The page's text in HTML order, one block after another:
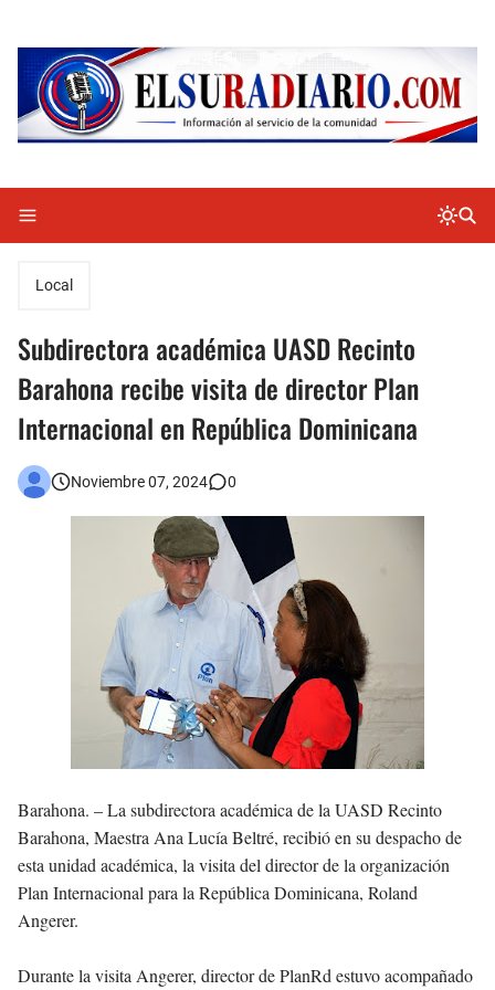
Local
Subdirectora académica UASD Recinto
Barahona recibe visita de director Plan
Internacional en República Dominicana
Noviembre 07, 2024 0
Barahona. –La subdirectora académica de la UASD Recinto
Barahona, Maestra Ana Lucía Beltré, recibió en su despacho de
esta unidad académica, la visita del director de la organización
Plan Internacional para la República Dominicana, Roland
Angerer.
Durante la visita Angerer, director de PlanRd estuvo acompañado